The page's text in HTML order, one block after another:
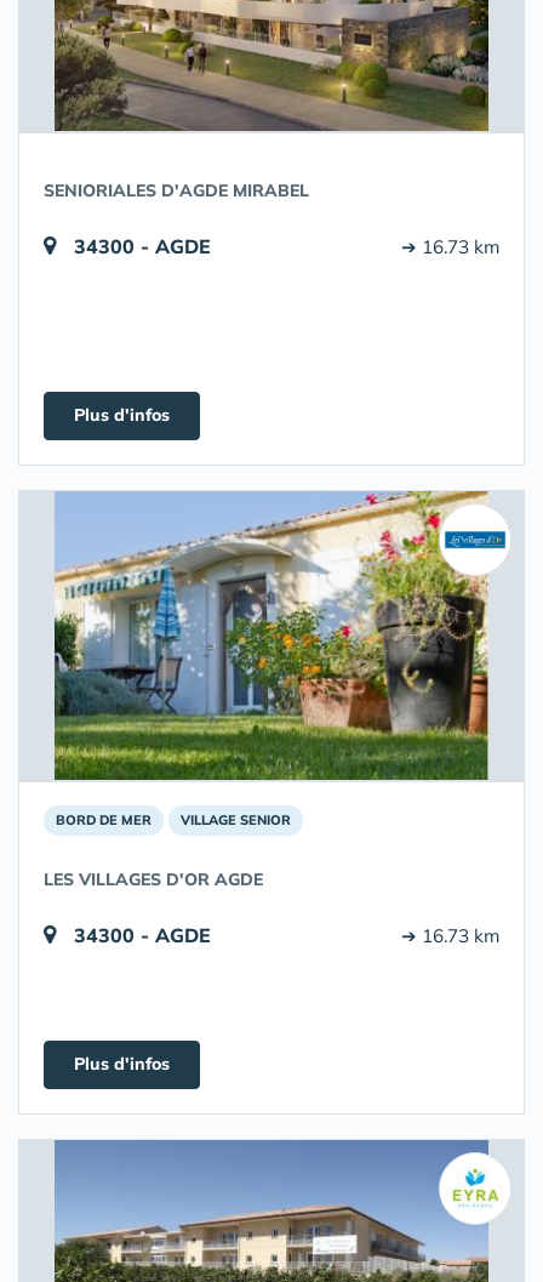
SENIORIALES D'AGDE MIRABEL
34300 - AGDE ➔ 16.73 km
Plus d'infos
BORD DE MER VILLAGE SENIOR
LES VILLAGES D'OR AGDE
34300 - AGDE ➔ 16.73 km
Plus d'infos